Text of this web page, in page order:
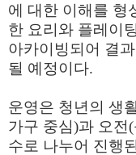
에 대한 이해를 형
한 요리와 플레이
아카이빙되어 결
될 예정이다.
운영은 청년의 생
가구 중심)과 오전(
수로 나누어 진행